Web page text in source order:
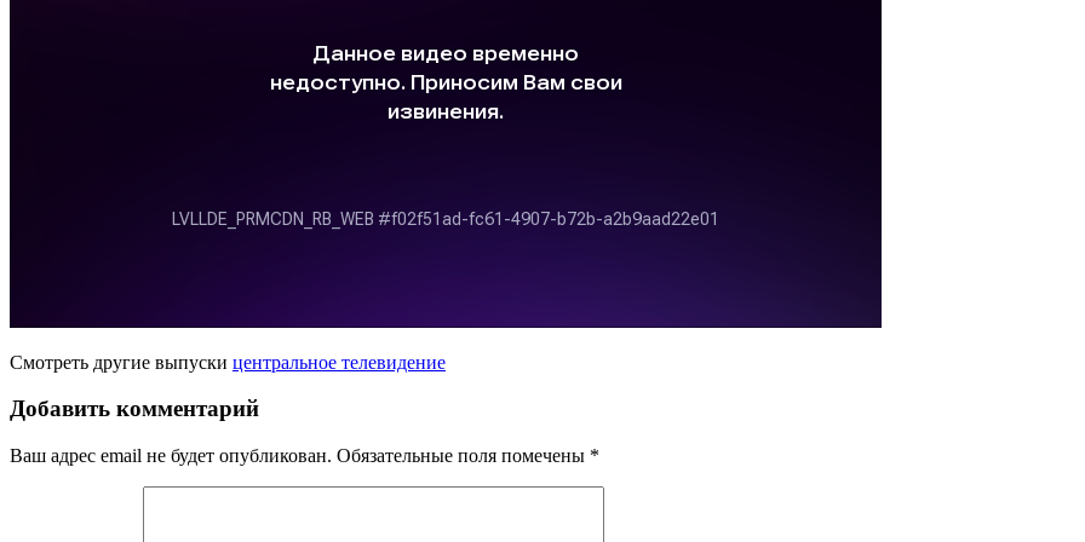
Смотреть другие выпуски центральное телевидение
Добавить комментарий
Ваш адрес email не будет опубликован. Обязательные поля помечены *